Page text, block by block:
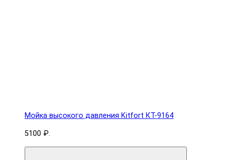
Мойка высокого давления Kitfort КТ-9164
5100 ₽.